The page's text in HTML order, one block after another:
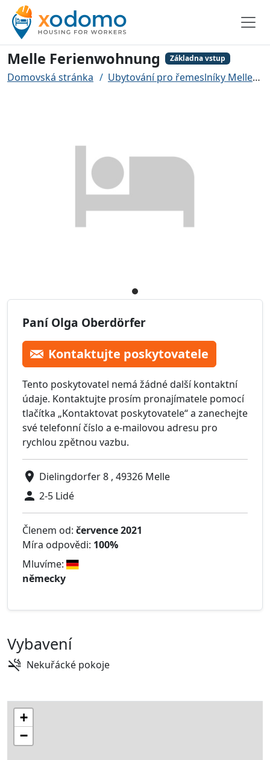
Melle Ferienwohnung Základna vstup
Domovská stránka Ubytování pro řemeslníky Melle
Paní Olga Oberdörfer
Kontaktujte poskytovatele
Tento poskytovatel nemá žádné další kontaktní
údaje. Kontaktujte prosím pronajímatele pomocí
tlačítka „Kontaktovat poskytovatele“ a zanechejte
své telefonní číslo a e-mailovou adresu pro
rychlou zpětnou vazbu.
Dielingdorfer 8 , 49326 Melle
2-5 Lidé
Členem od: července 2021
Míra odpovědi: 100%
Mluvíme:
německy
Vybavení
Nekuřácké pokoje
+
−